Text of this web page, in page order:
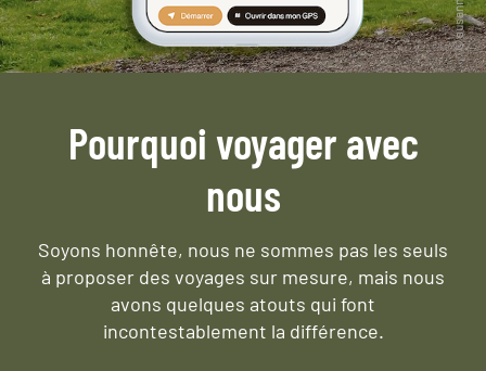
Pourquoi voyager avec
nous
Soyons honnête, nous ne sommes pas les seuls
à proposer des voyages sur mesure, mais nous
avons quelques atouts qui font
incontestablement la différence.